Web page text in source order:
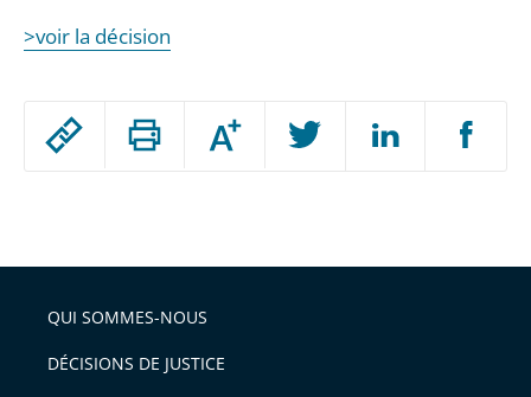
Passer
arriver
après
Augmenter
ou
l'article
pour
>voir la décision
QUI SOMMES-NOUS
DÉCISIONS DE JUSTICE